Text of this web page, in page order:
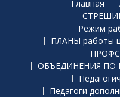
Главная
Режим
ПЛАНЫ работы
ОБЪЕДИНЕНИЯ ПО
Педагоги